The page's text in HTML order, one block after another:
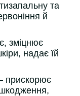
та
й
зміцнює
надає їй
прискорює